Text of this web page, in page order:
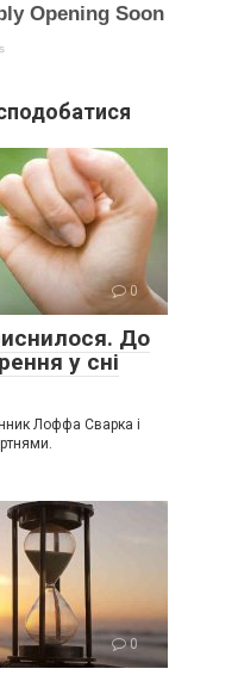
0
До
у сні
Лоффа Сварка і
0